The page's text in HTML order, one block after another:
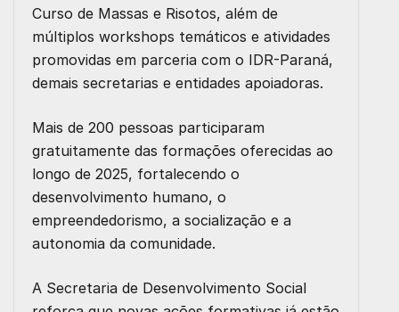
Curso de Massas e Risotos, além de
múltiplos workshops temáticos e atividades
promovidas em parceria com o IDR-Paraná,
demais secretarias e entidades apoiadoras.
Mais de 200 pessoas participaram
gratuitamente das formações oferecidas ao
longo de 2025, fortalecendo o
desenvolvimento humano, o
empreendedorismo, a socialização e a
autonomia da comunidade.
A Secretaria de Desenvolvimento Social